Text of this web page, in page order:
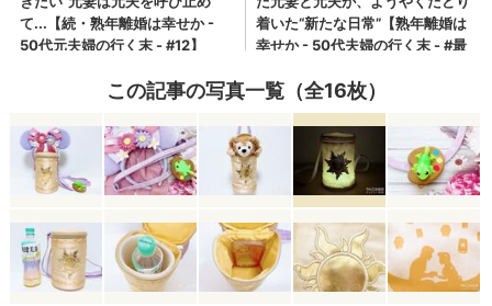
この記事の写真一覧（全16枚）